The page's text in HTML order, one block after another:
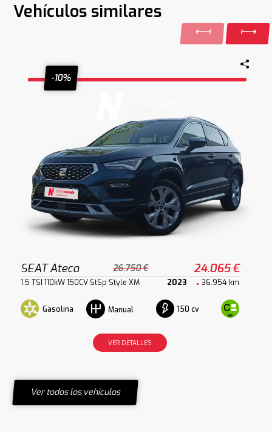
Vehículos similares
-10%
SEAT Ateca 26.750 € 24.065 €
1.5 TSI 110kW 150CV StSp Style XM 2023 36.954 km
Gasolina Manual 150 cv
VER DETALLES
Ver todos los vehículos